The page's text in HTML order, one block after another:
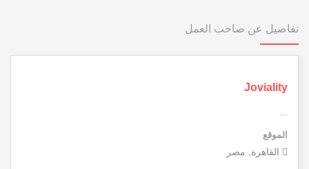
تفاصيل عن صاحب العمل
Joviality
الموقع
القاهرة, مصر